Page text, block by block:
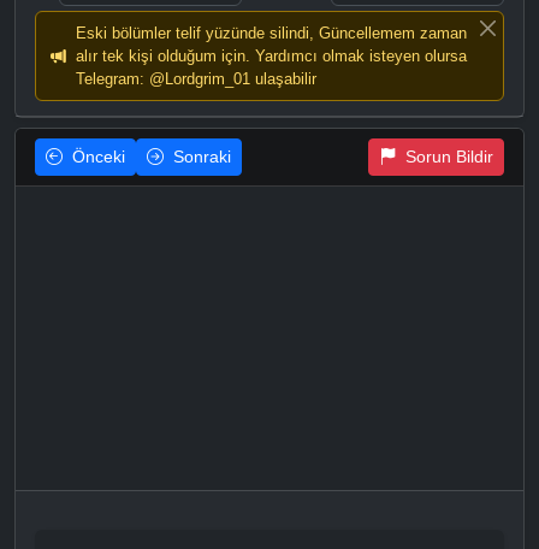
Eski bölümler telif yüzünde silindi, Güncellemem zaman
alır tek kişi olduğum için. Yardımcı olmak isteyen olursa
Telegram: @Lordgrim_01 ulaşabilir
Önceki Sonraki Sorun Bildir